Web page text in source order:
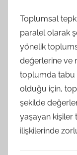
Toplumsal
paralel olarak
yönelik
değerlerine ve
toplumda tabu
olduğu için,
şekilde
yaşayan kişiler
ilişkilerinde